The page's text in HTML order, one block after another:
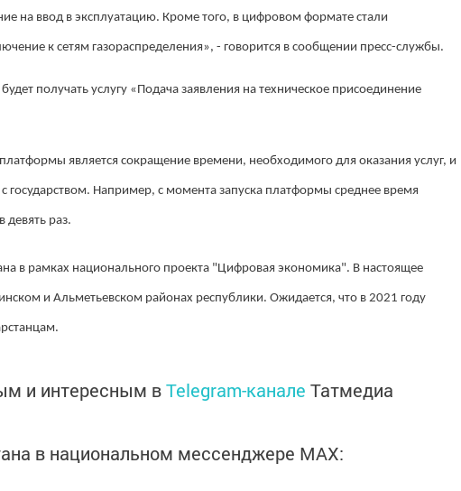
на ввод в эксплуатацию. Кроме того, в цифровом формате стали
к сетям газораспределения», - говорится в сообщении пресс-службы.
получать услугу «Подача заявления на техническое присоединение
является сокращение времени, необходимого для оказания услуг, и
государством. Например, с момента запуска платформы среднее время
девять раз.
в рамках национального проекта "Цифровая экономика". В настоящее
и Альметьевском районах республики. Ожидается, что в 2021 году
и интересным вTelegram-канале Татмедиа
в национальном мессенджере MАХ: